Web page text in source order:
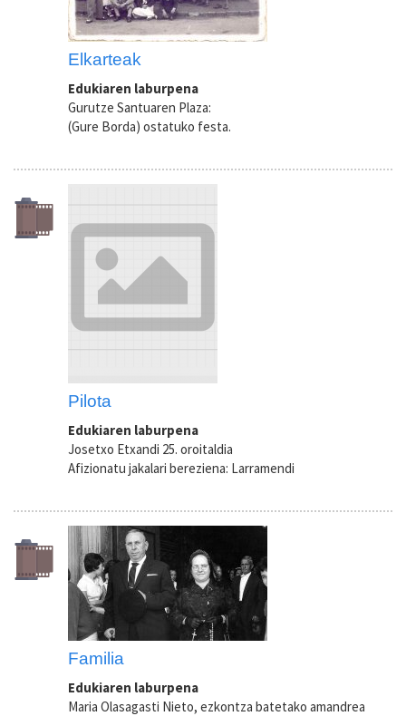
Elkarteak
Edukiaren laburpena
Gurutze Santuaren Plaza:
(Gure Borda) ostatuko festa.
Pilota
Edukiaren laburpena
Josetxo Etxandi 25. oroitaldia
Afizionatu jakalari bereziena: Larramendi
Familia
Edukiaren laburpena
Maria Olasagasti Nieto, ezkontza batetako amandrea